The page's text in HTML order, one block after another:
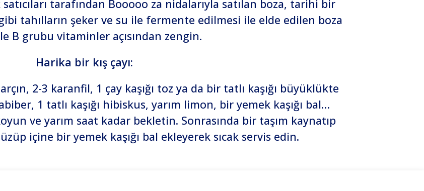
tarafından Booooo za nidalarıyla satılan boza, tarihi bir
tahılların şeker ve su ile fermente edilmesi ile elde edilen boza
B grubu vitaminler açısından zengin.
Harika bir kış çayı:
2-3 karanfil, 1 çay kaşığı toz ya da bir tatlı kaşığı büyüklükte
1 tatlı kaşığı hibiskus, yarım limon, bir yemek kaşığı bal…
ve yarım saat kadar bekletin. Sonrasında bir taşım kaynatıp
içine bir yemek kaşığı bal ekleyerek sıcak servis edin.